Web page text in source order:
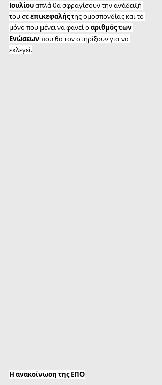
Ιουλίου απλά θα σφραγίσουν την ανάδειξή
του σε επικεφαλής της ομοσπονδίας και το
μόνο που μένει να φανεί ο αριθμός των
Ενώσεων που θα τον στηρίξουν για να
εκλεγεί.
Η ανακοίνωση της ΕΠΟ